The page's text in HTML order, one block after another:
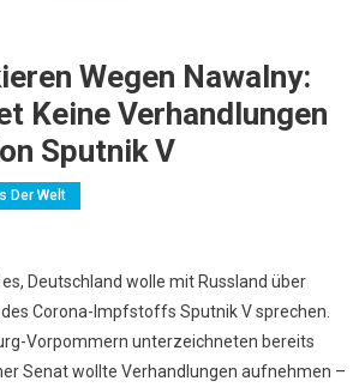
Wegen Nawalny:
Keine Verhandlungen
Sputnik V
Der Welt
Deutschland wolle mit Russland über
Corona-Impfstoffs Sputnik V sprechen.
Vorpommern unterzeichneten bereits
Senat wollte Verhandlungen aufnehmen –